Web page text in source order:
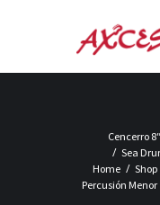
Cencerro
Sea
Home
Shop
Percusión Menor